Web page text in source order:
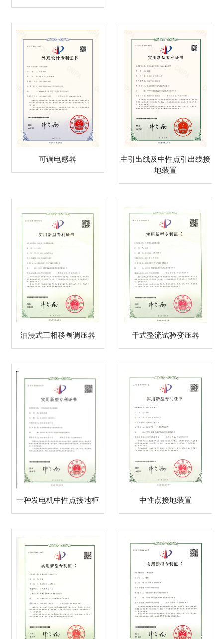
可调电感器
主引出线及中性点引出线接
地装置
油浸式三相移圈调压器 干式整流试验变压器
一种发电机中性点接地柜 中性点接地装置